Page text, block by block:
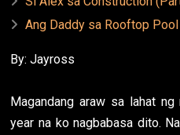
Ang Daddy sa Rooftop Pool
By: Jayross
Magandang araw sa lahat
year na ko nagbabasa dito.